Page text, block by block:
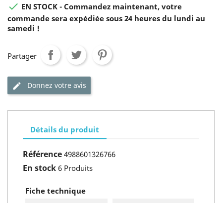
 EN STOCK - Commandez maintenant, votre
commande sera expédiée sous 24 heures du lundi au
samedi !
Partager
Donnez votre avis
Détails du produit
Référence 4988601326766
En stock 6 Produits
Fiche technique